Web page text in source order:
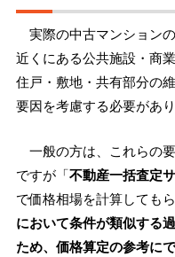
実際の中古マンション
近くにある公共施設・商
住戸・敷地・共有部分の
要因を考慮する必要があり
一般の方は、これらの
ですが「不動産一括査定
で価格相場を計算しても
において条件が類似する
ため、価格算定の参考に